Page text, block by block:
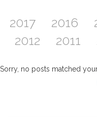
2017 2016
2012
2011
Sorry, no posts matched